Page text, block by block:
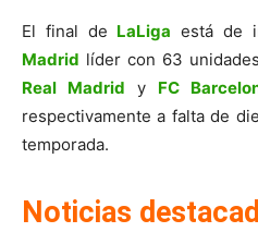
El final de LaLiga está de
Madrid líder con 63
Real Madrid y FC
respectivamente a falta de
temporada.
Noticias